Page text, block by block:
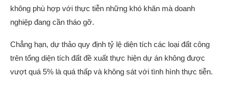
không phù hợp với thực tiễn những khó khăn mà doanh
nghiệp đang cần tháo gỡ.
Chẳng hạn, dự thảo quy định tỷ lệ diện tích các loại đất công
trên tổng diện tích đất đề xuất thực hiện dự án không được
vượt quá 5% là quá thấp và không sát với tình hình thực tiễn.